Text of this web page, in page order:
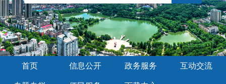
首页 信息公开 政务服务 互动交流